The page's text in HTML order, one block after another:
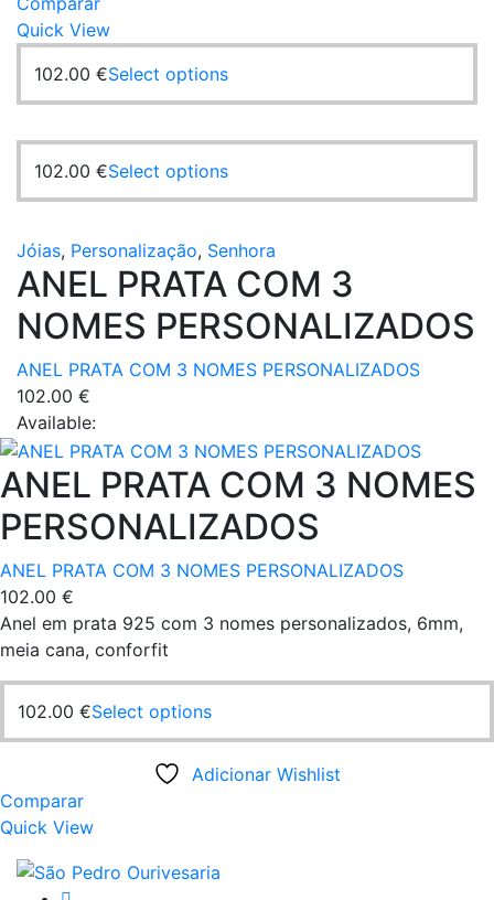
Quick View
102.00 €Select optionsThis
product
variants.
The
may
be
chosen
on
the
102.00 €Select optionsThis
product
multiple
variants.
The
options
be
the
product
page
Jóias, Personalização, Senhora
ANEL PRATA COM 3
NOMES PERSONALIZADOS
ANEL PRATA COM 3 NOMES PERSONALIZADOS
102.00 €
Available:
ANEL PRATA COM 3 NOMES
PERSONALIZADOS
ANEL PRATA COM 3 NOMES PERSONALIZADOS
102.00 €
Anel em prata 925 com 3 nomes personalizados, 6mm,
meia cana, conforfit
102.00 €Select optionsThis
product
has
multiple
options
Adicionar Wishlist
Comparar
Quick View